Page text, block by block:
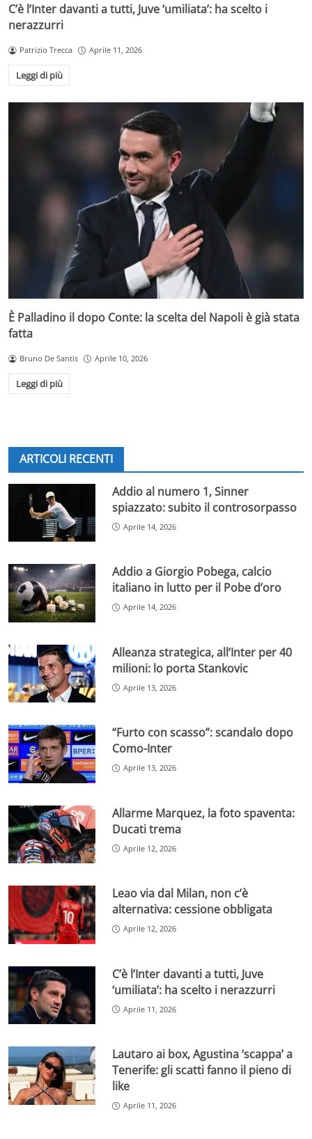
C’è l’Inter davanti a tutti, Juve ‘umiliata’: ha scelto i
nerazzurri
Patrizio Trecca Aprile 11, 2026
Leggi di più
È Palladino il dopo Conte: la scelta del Napoli è già stata
fatta
Bruno De Santis Aprile 10, 2026
Leggi di più
ARTICOLI RECENTI
Addio al numero 1, Sinner
spiazzato: subito il controsorpasso
Aprile 14, 2026
Addio a Giorgio Pobega, calcio
italiano in lutto per il Pobe d’oro
Aprile 14, 2026
Alleanza strategica, all’Inter per 40
milioni: lo porta Stankovic
Aprile 13, 2026
“Furto con scasso”: scandalo dopo
Como-Inter
Aprile 13, 2026
Allarme Marquez, la foto spaventa:
Ducati trema
Aprile 12, 2026
Leao via dal Milan, non c’è
alternativa: cessione obbligata
Aprile 12, 2026
C’è l’Inter davanti a tutti, Juve
‘umiliata’: ha scelto i nerazzurri
Aprile 11, 2026
Lautaro ai box, Agustina ‘scappa’ a
Tenerife: gli scatti fanno il pieno di
like
Aprile 11, 2026